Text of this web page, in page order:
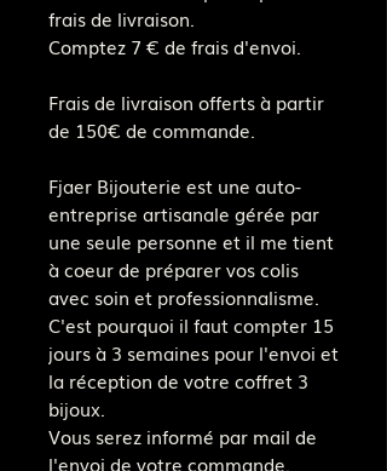
frais de livraison.
Comptez 7 € de frais d'envoi.
Frais de livraison offerts à partir
de 150€ de commande.
Fjaer Bijouterie est une auto-
entreprise artisanale gérée par
une seule personne et il me tient
à coeur de préparer vos colis
avec soin et professionnalisme.
C'est pourquoi il faut compter 15
jours à 3 semaines pour l'envoi et
la réception de votre coffret 3
bijoux.
Vous serez informé par mail de
l'envoi de votre commande.